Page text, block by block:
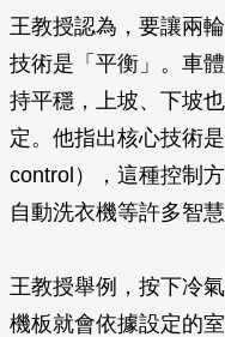
王教授認為，要讓兩
技術是「平衡」。車
持平穩，上坡、下坡
定。他指出核心技術
control），這種控制
自動洗衣機等許多智慧
王教授舉例，按下冷
機板就會依據設定的